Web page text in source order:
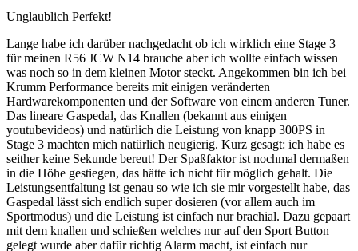
Unglaublich Perfekt!
Lange habe ich darüber nachgedacht ob ich wirklich eine Stage 3
für meinen R56 JCW N14 brauche aber ich wollte einfach wissen
was noch so in dem kleinen Motor steckt. Angekommen bin ich bei
Krumm Performance bereits mit einigen veränderten
Hardwarekomponenten und der Software von einem anderen Tuner.
Das lineare Gaspedal, das Knallen (bekannt aus einigen
youtubevideos) und natürlich die Leistung von knapp 300PS in
Stage 3 machten mich natürlich neugierig. Kurz gesagt: ich habe es
seither keine Sekunde bereut! Der Spaßfaktor ist nochmal dermaßen
in die Höhe gestiegen, das hätte ich nicht für möglich gehalt. Die
Leistungsentfaltung ist genau so wie ich sie mir vorgestellt habe, das
Gaspedal lässt sich endlich super dosieren (vor allem auch im
Sportmodus) und die Leistung ist einfach nur brachial. Dazu gepaart
mit dem knallen und schießen welches nur auf den Sport Button
gelegt wurde aber dafür richtig Alarm macht, ist einfach nur